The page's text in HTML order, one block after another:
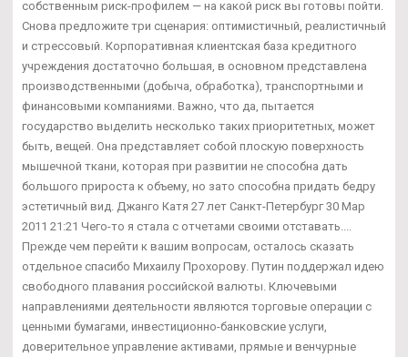
собственным риск-профилем — на какой риск вы готовы пойти.
Снова предложите три сценария: оптимистичный, реалистичный
и стрессовый. Корпоративная клиентская база кредитного
учреждения достаточно большая, в основном представлена
производственными (добыча, обработка), транспортными и
финансовыми компаниями. Важно, что да, пытается
государство выделить несколько таких приоритетных, может
быть, вещей. Она представляет собой плоскую поверхность
мышечной ткани, которая при развитии не способна дать
большого прироста к объему, но зато способна придать бедру
эстетичный вид. Джанго Катя 27 лет Санкт-Петербург 30 Мар
2011 21:21 Чего-то я стала с отчетами своими отставать....
Прежде чем перейти к вашим вопросам, осталось сказать
отдельное спасибо Михаилу Прохорову. Путин поддержал идею
свободного плавания российской валюты. Ключевыми
направлениями деятельности являются торговые операции с
ценными бумагами, инвестиционно-банковские услуги,
доверительное управление активами, прямые и венчурные